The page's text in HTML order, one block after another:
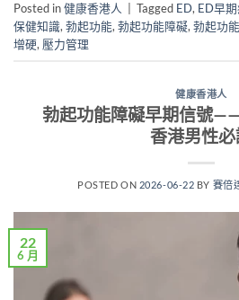
Posted in健康香港人 Tagged ED, ED早
保健知識,勃起功能,勃起功能障礙,勃起功
增硬, 壓力管理
健康香港人
勃起功能障礙早期信號
香港男性
POSTED ON 2026-06-22 BY 賽倍
22
6 月